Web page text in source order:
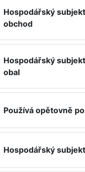
Hospodářský
obchod
Hospodářský
obal
Používá opětovně
Hospodářský